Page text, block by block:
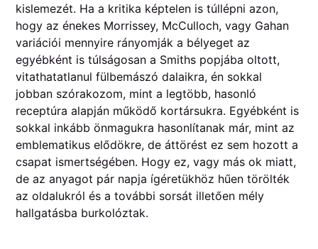
kislemezét. Ha a kritika képtelen is túllépni azon,
hogy az énekes Morrissey, McCulloch, vagy Gahan
variációi mennyire rányomják a bélyeget az
egyébként is túlságosan a Smiths popjába oltott,
vitathatatlanul fülbemászó dalaikra, én sokkal
jobban szórakozom, mint a legtöbb, hasonló
receptúra alapján működő kortársukra. Egyébként is
sokkal inkább önmagukra hasonlítanak már, mint az
emblematikus elődökre, de áttörést ez sem hozott a
csapat ismertségében. Hogy ez, vagy más ok miatt,
de az anyagot pár napja ígéretükhöz hűen törölték
az oldalukról és a további sorsát illetően mély
hallgatásba burkolóztak.